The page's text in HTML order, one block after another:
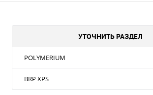
УТОЧНИТЬ РАЗДЕЛ
POLYMERIUM
BRP XPS